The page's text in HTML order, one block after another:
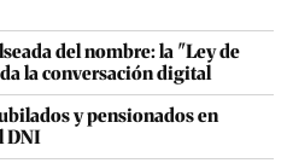
del nombre: la "Ley de
la conversación digital
y pensionados en
DNI